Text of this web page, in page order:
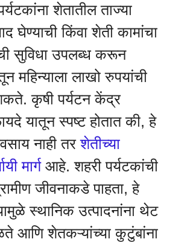
शेतातील ताज्या
घेण्याची किंवा शेती कामांचा
सुविधा उपलब्ध करून
महिन्याला लाखो रुपयांची
कृषी पर्यटन केंद्र
यातून स्पष्ट होतात की, हे
नाही तरशेतीच्या
मार्गआहे. शहरी पर्यटकांची
जीवनाकडे पाहता, हे
स्थानिक उत्पादनांना थेट
आणि शेतकऱ्यांच्या कुटुंबांना